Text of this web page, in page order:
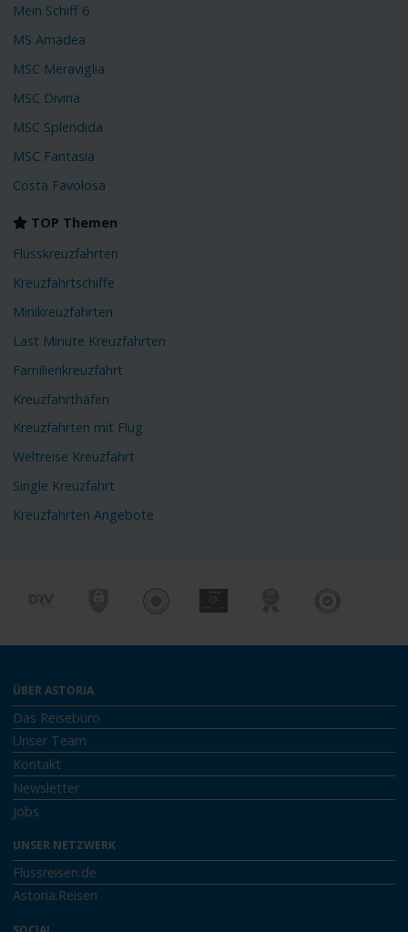
Mein Schiff 6
MS Amadea
MSC Meraviglia
MSC Divina
MSC Splendida
MSC Fantasia
Costa Favolosa
TOP Themen
Flusskreuzfahrten
Kreuzfahrtschiffe
Minikreuzfahrten
Last Minute Kreuzfahrten
Familienkreuzfahrt
Kreuzfahrthäfen
Kreuzfahrten mit Flug
Weltreise Kreuzfahrt
Single Kreuzfahrt
Kreuzfahrten Angebote
ÜBER ASTORIA
Das Reisebüro
Unser Team
Kontakt
Newsletter
Jobs
UNSER NETZWERK
Flussreisen.de
Astoria.Reisen